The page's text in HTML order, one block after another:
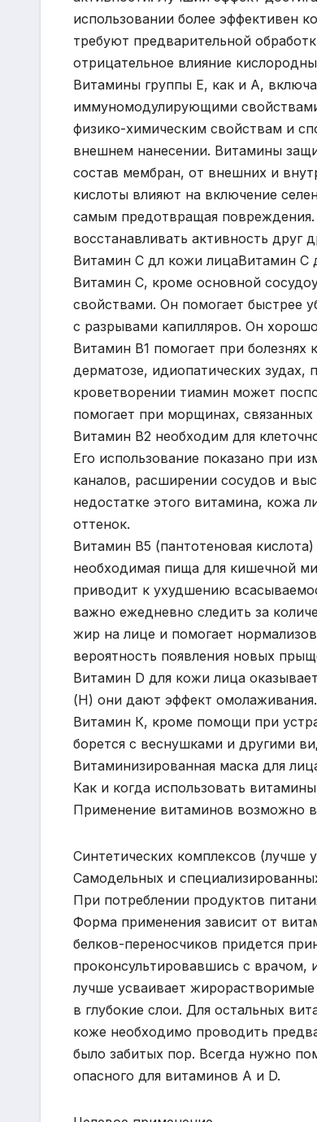
использовании более эффективен
требуют предварительной
отрицательное влияние
Витамины группы Е, как и А,
иммуномодулирующими
физико-химическим свойствам и
внешнем нанесении. Витамины
состав мембран, от внешних и
кислоты влияют на включение
самым предотвращая
восстанавливать активность
Витамин С дл кожи лицаВитамин С
Витамин С, кроме основной
свойствами. Он помогает быстрее
с разрывами капилляров. Он
Витамин В1 помогает при
дерматозе, идиопатических зудах,
кроветворении тиамин может
помогает при морщинах,
Витамин В2 необходим для
Его использование показано при
каналов, расширении сосудов и
недостатке этого витамина, кожа
оттенок.
Витамин В5 (пантотеновая
необходимая пища для кишечной
приводит к ухудшению
важно ежедневно следить за
жир на лице и помогает
вероятность появления новых
Витамин D для кожи лица
(Н) они дают эффект омолаживания.
Витамин К, кроме помощи при
борется с веснушками и другими
Витаминизированная маска для
Как и когда использовать
Применение витаминов возможно
Синтетических комплексов (лучше
Самодельных и
При потреблении продуктов
Форма применения зависит от
белков-переносчиков придется
проконсультировавшись с
лучше усваивает
в глубокие слои. Для остальных
коже необходимо проводить
было забитых пор. Всегда нужно
опасного для витаминов А и D.